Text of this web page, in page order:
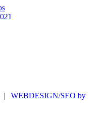
| WEBDESIGN/SEO by